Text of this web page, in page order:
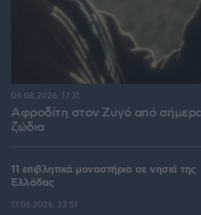
Αφροδίτη στον Ζυγό από
ζώδια
06.08.2026, 17:31
11 επιβλητικά μοναστήρια σε νησιά της
Ελλάδας
17.06.2026, 22:51